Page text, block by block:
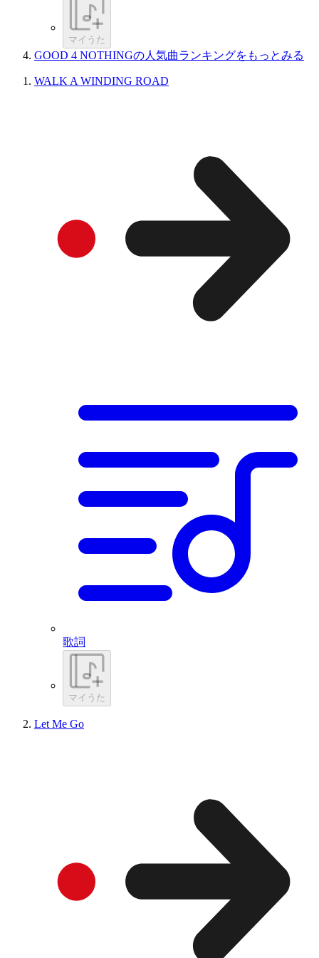
マイうた
GOOD 4 NOTHINGの人気曲ランキングをもっとみる
WALK A WINDING ROAD
歌詞
マイうた
Let Me Go